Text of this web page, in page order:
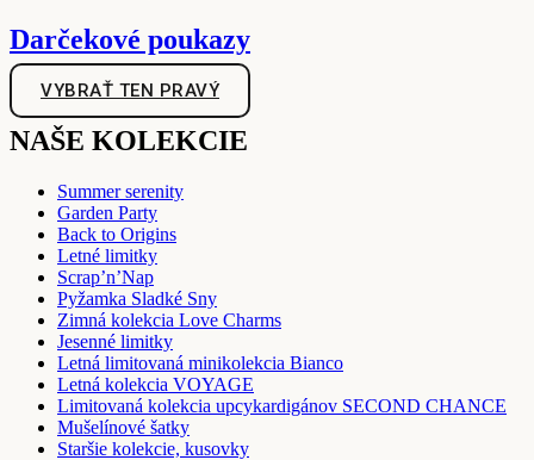
Darčekové poukazy
VYBRAŤ TEN PRAVÝ
NAŠE KOLEKCIE
Summer serenity
Garden Party
Back to Origins
Letné limitky
Scrap’n’Nap
Pyžamka Sladké Sny
Zimná kolekcia Love Charms
Jesenné limitky
Letná limitovaná minikolekcia Bianco
Letná kolekcia VOYAGE
Limitovaná kolekcia upcykardigánov SECOND CHANCE
Mušelínové šatky
Staršie kolekcie, kusovky